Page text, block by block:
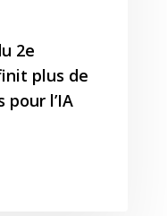
2e
plus de
pour l’IA